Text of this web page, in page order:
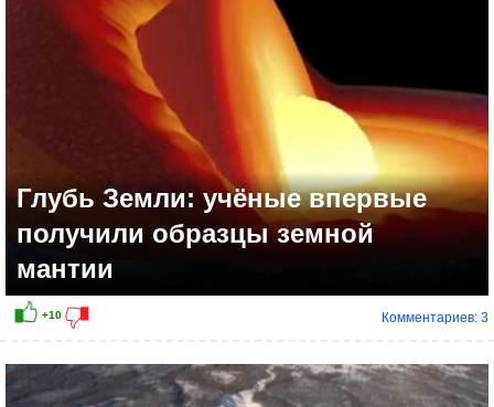
Глубь Земли: учёные впервые
получили образцы земной
мантии
Комментариев: 3